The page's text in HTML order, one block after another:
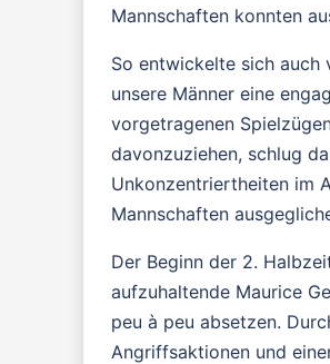
Mannschaften konnten
So entwickelte sich auch
unsere Männer eine
vorgetragenen
davonzuziehen, schlug
Unkonzentriertheiten im
Mannschaften
Der Beginn der 2.
aufzuhaltende Maurice
peu à peu absetzen.
Angriffsaktionen und